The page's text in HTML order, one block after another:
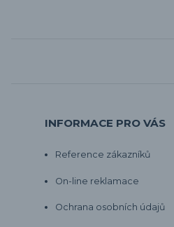
INFORMACE PRO VÁS
Reference zákazníků
On-line reklamace
Ochrana osobních údajů